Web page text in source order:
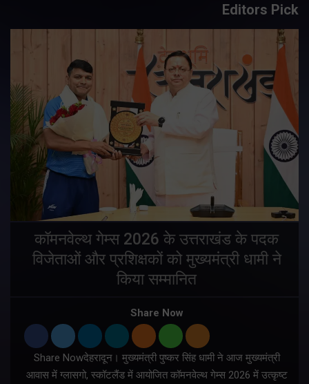
Editors Pick
कॉमनवेल्थ गेम्स 2026 के उत्तराखंड के पदक
विजेताओं और प्रशिक्षकों को मुख्यमंत्री धामी ने
किया सम्मानित
Share Now
Share Nowदेहरादून। मुख्यमंत्री पुष्कर सिंह धामी ने आज मुख्यमंत्री
आवास में ग्लासगो, स्कॉटलैंड में आयोजित कॉमनवेल्थ गेम्स 2026 में उत्कृष्ट